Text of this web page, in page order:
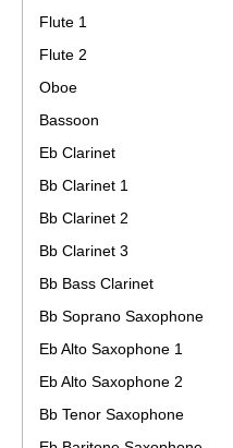
Flute 1
Flute 2
Oboe
Bassoon
Eb Clarinet
Bb Clarinet 1
Bb Clarinet 2
Bb Clarinet 3
Bb Bass Clarinet
Bb Soprano Saxophone
Eb Alto Saxophone 1
Eb Alto Saxophone 2
Bb Tenor Saxophone